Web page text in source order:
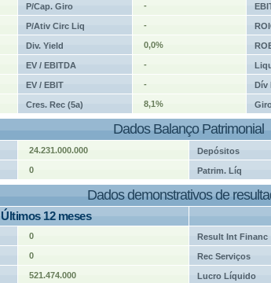
P/Cap. Giro -
P/Ativ Circ Liq -
Div. Yield 0,0%
EV / EBITDA -
EV / EBIT - Dív
Cres. Rec (5a) 8,1%
Dados Balanço Patrimonial
24.231.000.000 Depósitos
0 Patrim. Líq
Dados demonstrativos de
Últimos 12 meses
0 Result Int Financ
0 Rec Serviços
521.474.000 Lucro Líquido